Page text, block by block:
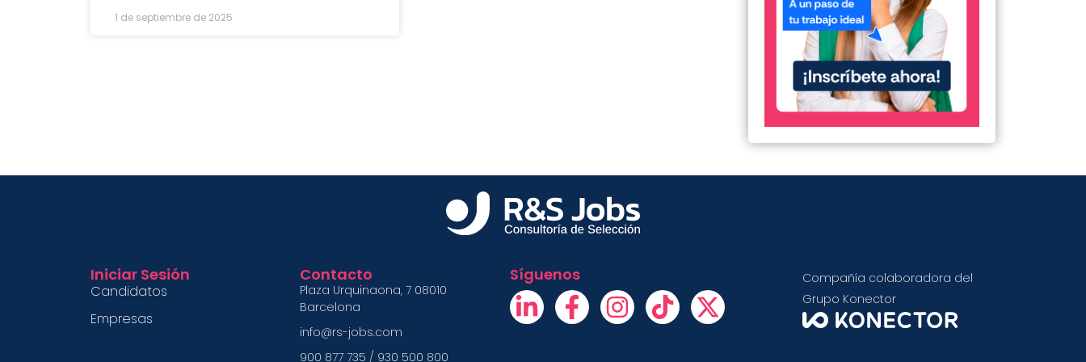
1 de septiembre de 2025
Iniciar Sesión
Candidatos
Empresas
Contacto
Plaza Urquinaona, 7 08010
Barcelona
info@rs-jobs.com
900 877 735 / 930 500 800
Síguenos
Compañía colaboradora del
Grupo Konector